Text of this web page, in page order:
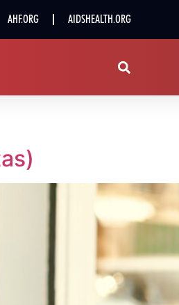
AHF.ORG AIDSHEALTH.ORG